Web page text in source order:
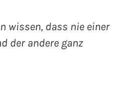
wissen, dass nie einer
der andere ganz